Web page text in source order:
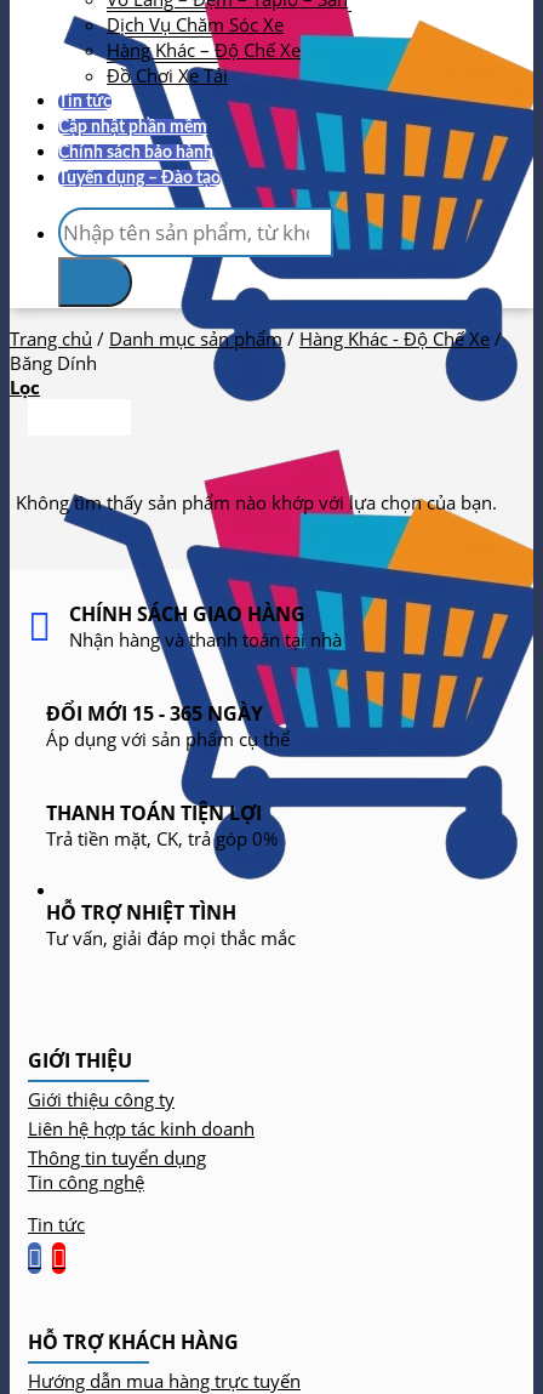
Dịch Vụ Chăm Sóc Xe
Hàng Khác – Độ Chế Xe
Đồ Chơi Xe Tải
Tin tức
Cập nhật phần mềm
Chính sách bảo hành
Tuyển dụng – Đào tạo
Tìm
kiếm:
Trang chủ / Danh mục sản phẩm / Hàng Khác - Độ Chế Xe /
Băng Dính
Lọc
Không tìm thấy sản phẩm nào khớp với lựa chọn của bạn.
CHÍNH SÁCH GIAO HÀNG
Nhận hàng và thanh toán tại nhà
ĐỔI MỚI 15 - 365 NGÀY
Áp dụng với sản phẩm cụ thể
THANH TOÁN TIỆN LỢI
Trả tiền mặt, CK, trả góp 0%
HỖ TRỢ NHIỆT TÌNH
Tư vấn, giải đáp mọi thắc mắc
GIỚI THIỆU
Giới thiệu công ty
Liên hệ hợp tác kinh doanh
Thông tin tuyển dụng
Tin công nghệ
Tin tức
HỖ TRỢ KHÁCH HÀNG
Hướng dẫn mua hàng trực tuyến